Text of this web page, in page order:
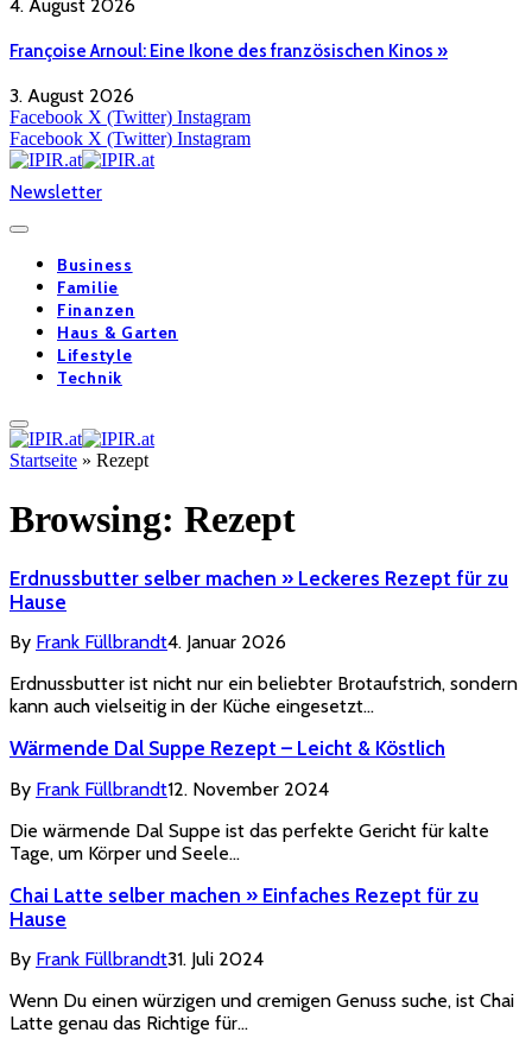
4. August 2026
Françoise Arnoul: Eine Ikone des französischen Kinos »
3. August 2026
Facebook X (Twitter) Instagram
Facebook X (Twitter) Instagram
Newsletter
Business
Familie
Finanzen
Haus & Garten
Lifestyle
Technik
Startseite » Rezept
Browsing: Rezept
Erdnussbutter selber machen » Leckeres Rezept für zu
Hause
By Frank Füllbrandt4. Januar 2026
Erdnussbutter ist nicht nur ein beliebter Brotaufstrich, sondern
kann auch vielseitig in der Küche eingesetzt…
Wärmende Dal Suppe Rezept – Leicht & Köstlich
By Frank Füllbrandt12. November 2024
Die wärmende Dal Suppe ist das perfekte Gericht für kalte
Tage, um Körper und Seele…
Chai Latte selber machen » Einfaches Rezept für zu
Hause
By Frank Füllbrandt31. Juli 2024
Wenn Du einen würzigen und cremigen Genuss suche, ist Chai
Latte genau das Richtige für…